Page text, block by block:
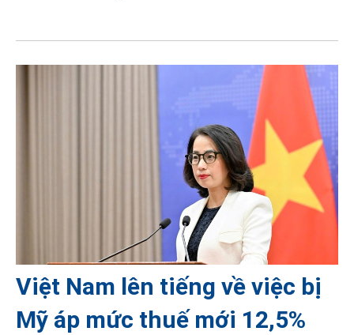
Việt Nam lên tiếng về việc bị
Mỹ áp mức thuế mới 12,5%